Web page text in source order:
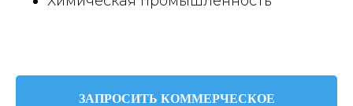
ЗАПРОСИТЬ КОММЕРЧЕСКОЕ